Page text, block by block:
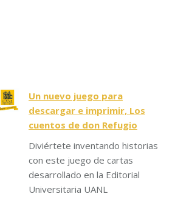
Un nuevo juego para
descargar e imprimir, Los
cuentos de don Refugio
Diviértete inventando historias
con este juego de cartas
desarrollado en la Editorial
Universitaria UANL